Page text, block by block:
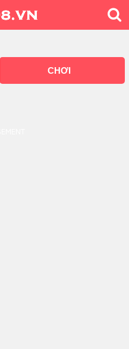
CHƠI